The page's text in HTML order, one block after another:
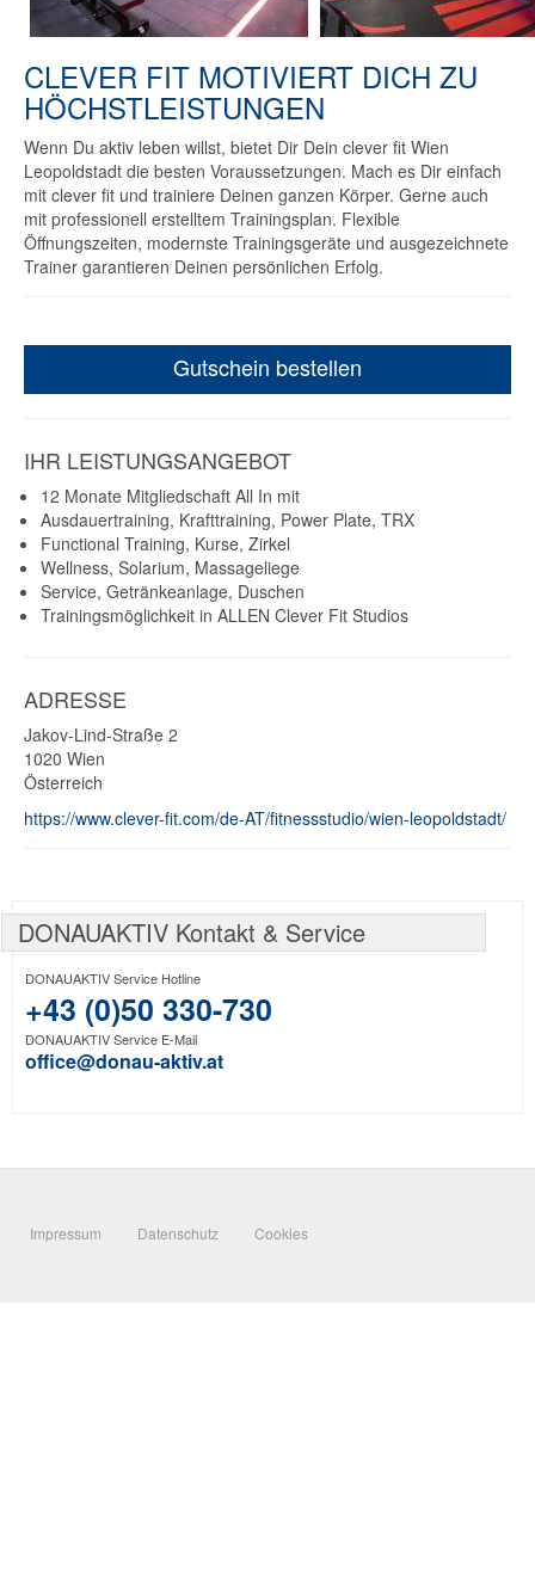
CLEVER FIT MOTIVIERT DICH ZU
HÖCHSTLEISTUNGEN
Wenn Du aktiv leben willst, bietet Dir Dein clever fit Wien
Leopoldstadt die besten Voraussetzungen. Mach es Dir einfach
mit clever fit und trainiere Deinen ganzen Körper. Gerne auch
mit professionell erstelltem Trainingsplan. Flexible
Öffnungszeiten, modernste Trainingsgeräte und ausgezeichnete
Trainer garantieren Deinen persönlichen Erfolg.
Gutschein bestellen
IHR LEISTUNGSANGEBOT
12 Monate Mitgliedschaft All In mit
Ausdauertraining, Krafttraining, Power Plate, TRX
Functional Training, Kurse, Zirkel
Wellness, Solarium, Massageliege
Service, Getränkeanlage, Duschen
Trainingsmöglichkeit in ALLEN Clever Fit Studios
ADRESSE
Jakov-Lind-Straße 2
1020 Wien
Österreich
https://www.clever-fit.com/de-AT/fitnessstudio/wien-leopoldstadt/
DONAUAKTIV Kontakt & Service
DONAUAKTIV Service Hotline
+43 (0)50 330-730
DONAUAKTIV Service E-Mail
office@donau-aktiv.at
Impressum Datenschutz Cookies